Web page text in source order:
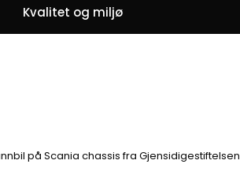
Om oss
Kvalitet og miljø
på Scania chassis fra Gjensidigestiftelsen